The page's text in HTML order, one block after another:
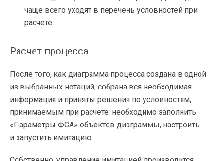
чаще всего уходят в перечень условностей при
расчете.
Расчет процесса
После того, как диаграмма процесса создана в одной
из выбранных нотаций, собрана вся необходимая
информация и приняты решения по условностям,
принимаемым при расчете, необходимо заполнить
«Параметры ФСА» объектов диаграммы, настроить
и запустить имитацию.